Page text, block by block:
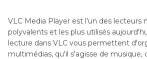
VLC Media Player est l'un des lecteurs
polyvalents et les plus utilisés
lecture dans VLC vous permettent
multimédias, qu'il s'agisse de musique,